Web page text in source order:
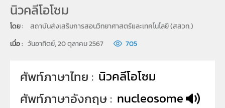
นิวคลีโอโซม
โดย :
สถาบันส่งเสริมการสอนวิทยาศาสตร์และเทคโนโลยี (สสวท.)
เมื่อ : วันอาทิตย์, 20 ตุลาคม 2567 705
ศัพท์ภาษาไทย
นิวคลีโอโซม
ศัพท์ภาษาอังกฤษ nucleosome